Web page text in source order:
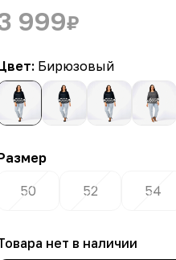
999₽
Бирюзовый
50 52 54
нет в наличии